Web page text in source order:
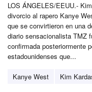
LOS ÁNGELES/EEUU.-
divorcio al rapero Kanye
que se convirtieron en una
diario sensacionalista TMZ
confirmada posteriormente
estadounidenses que...
Kanye West Kim